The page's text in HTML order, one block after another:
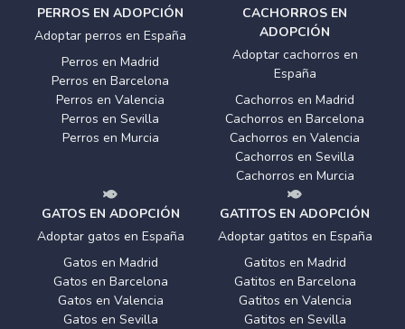
PERROS EN ADOPCIÓN
Adoptar perros en España
Perros en Madrid
Perros en Barcelona
Perros en Valencia
Perros en Sevilla
Perros en Murcia
CACHORROS EN
ADOPCIÓN
Adoptar cachorros en
España
Cachorros en Madrid
Cachorros en Barcelona
Cachorros en Valencia
Cachorros en Sevilla
Cachorros en Murcia
GATOS EN ADOPCIÓN
Adoptar gatos en España
Gatos en Madrid
Gatos en Barcelona
Gatos en Valencia
Gatos en Sevilla
GATITOS EN ADOPCIÓN
Adoptar gatitos en España
Gatitos en Madrid
Gatitos en Barcelona
Gatitos en Valencia
Gatitos en Sevilla